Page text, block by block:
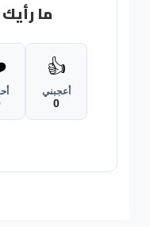
ما
👍
أعجبني
0